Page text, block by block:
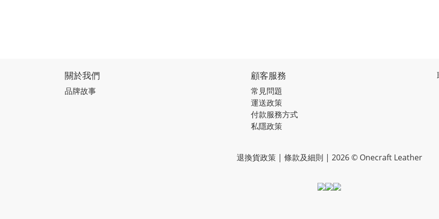
關於我們
品牌故事
顧客服務
常見問題
運送政策
付款服務方式
私隱政策
退換貨政策| 條款及細則 | 2026 © Onecraft Leather